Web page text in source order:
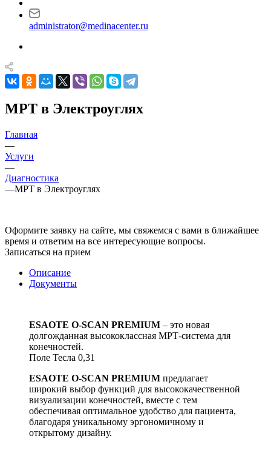
administrator@medinacenter.ru
МРТ в Электроуглях
Главная
—
Услуги
—
Диагностика
—МРТ в Электроуглях
Оформите заявку на сайте, мы свяжемся с вами в ближайшее
время и ответим на все интересующие вопросы.
Записаться на прием
Описание
Документы
ESAOTE O-SCAN PREMIUM – это новая
долгожданная высококлассная МРТ-система для
конечностей.
Поле Тесла 0,31
ESAOTE O-SCAN PREMIUM предлагает
широкий выбор функций для высококачественной
визуализации конечностей, вместе с тем
обеспечивая оптимальное удобство для пациента,
благодаря уникальному эргономичному и
открытому дизайну.